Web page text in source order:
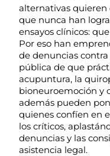
alternativas quieren
que nunca han
ensayos clínicos:
Por eso han
de denuncias
pública de que
acupuntura, la
bioneuroemoción y
además pueden
quienes confíen en
los críticos,
denuncias y las
asistencia legal.